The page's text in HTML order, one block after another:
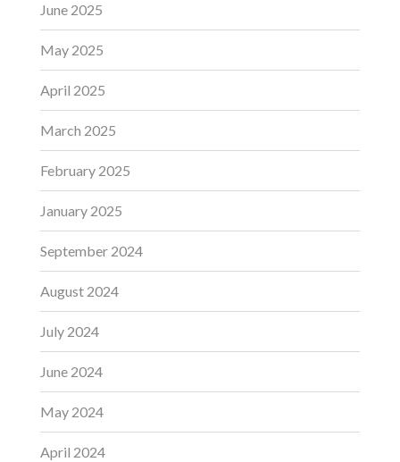
June 2025
May 2025
April 2025
March 2025
February 2025
January 2025
September 2024
August 2024
July 2024
June 2024
May 2024
April 2024